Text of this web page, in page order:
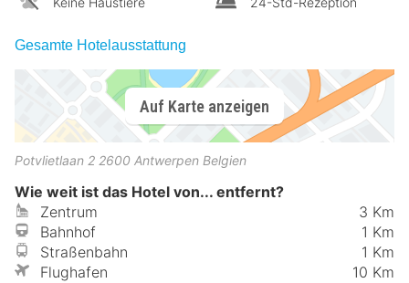
Gesamte Hotelausstattung
Auf Karte anzeigen
Potvlietlaan 2 2600 Antwerpen Belgien
Wie weit ist das Hotel von... entfernt?
Zentrum
3 Km
Bahnhof
1 Km
Straßenbahn
1 Km
Flughafen
10 Km